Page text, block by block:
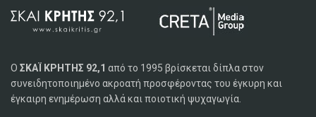
Ο ΣΚΑΪ ΚΡΗΤΗΣ 92,1 από το 1995 βρίσκεται δίπλα στον
συνειδητοποιημένο ακροατή προσφέροντας του έγκυρη και
έγκαιρη ενημέρωση αλλά και ποιοτική ψυχαγωγία.